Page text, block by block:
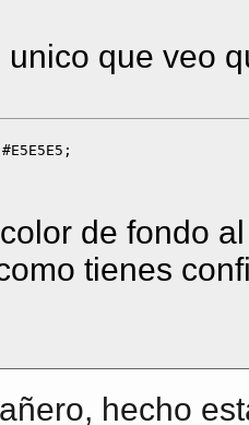
unico que veo
de fondo
tienes
hecho